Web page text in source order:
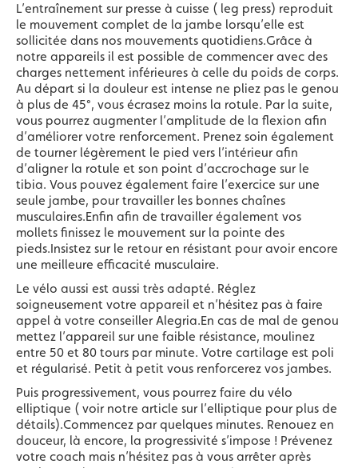
L’entraînement sur presse à cuisse ( leg press) reproduit
le mouvement complet de la jambe lorsqu’elle est
sollicitée dans nos mouvements quotidiens.Grâce à
notre appareils il est possible de commencer avec des
charges nettement inférieures à celle du poids de corps.
Au départ si la douleur est intense ne pliez pas le genou
à plus de 45°, vous écrasez moins la rotule. Par la suite,
vous pourrez augmenter l’amplitude de la flexion afin
d’améliorer votre renforcement. Prenez soin également
de tourner légèrement le pied vers l’intérieur afin
d’aligner la rotule et son point d’accrochage sur le
tibia. Vous pouvez également faire l’exercice sur une
seule jambe, pour travailler les bonnes chaînes
musculaires.Enfin afin de travailler également vos
mollets finissez le mouvement sur la pointe des
pieds.Insistez sur le retour en résistant pour avoir encore
une meilleure efficacité musculaire.
Le vélo aussi est aussi très adapté. Réglez
soigneusement votre appareil et n’hésitez pas à faire
appel à votre conseiller Alegria.En cas de mal de genou
mettez l’appareil sur une faible résistance, moulinez
entre 50 et 80 tours par minute. Votre cartilage est poli
et régularisé. Petit à petit vous renforcerez vos jambes.
Puis progressivement, vous pourrez faire du vélo
elliptique ( voir notre article sur l’elliptique pour plus de
détails).Commencez par quelques minutes. Renouez en
douceur, là encore, la progressivité s’impose ! Prévenez
votre coach mais n’hésitez pas à vous arrêter après